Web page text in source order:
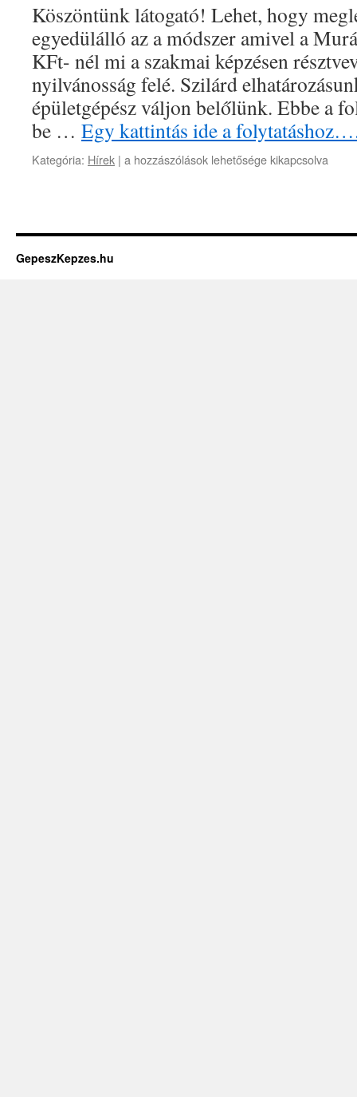
Köszöntünk látogató! Lehet, hogy
egyedülálló az a módszer amivel a
KFt- nél mi a szakmai képzésen
nyilvánosság felé. Szilárd
épületgépész váljon belőlünk. Ebbe a
be … Egy kattintás ide a
Kategória: Hírek | a hozzászólások lehetősége kikapcsolva
GepeszKepzes.hu